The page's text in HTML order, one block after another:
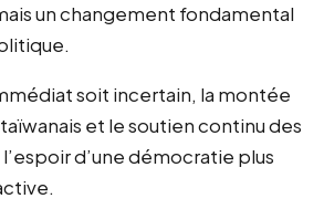
un changement fondamental
soit incertain, la montée
et le soutien continu des
d’une démocratie plus